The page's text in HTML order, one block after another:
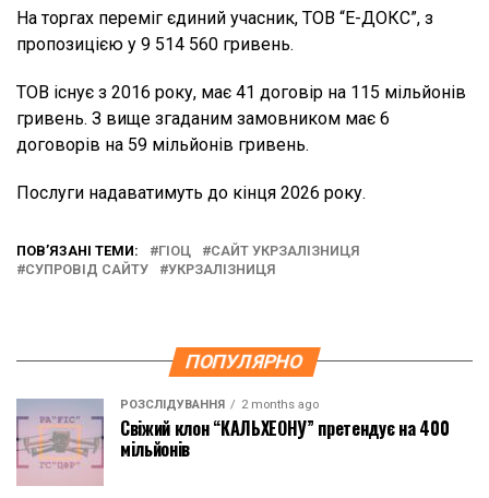
На торгах переміг єдиний учасник, ТОВ “Е-ДОКС”, з
пропозицією у 9 514 560 гривень.
ТОВ існує з 2016 року, має 41 договір на 115 мільйонів
гривень. З вище згаданим замовником має 6
договорів на 59 мільйонів гривень.
Послуги надаватимуть до кінця 2026 року.
ПОВ’ЯЗАНІ ТЕМИ: ГІОЦ
САЙТ УКРЗАЛІЗНИЦЯ
СУПРОВІД САЙТУ
УКРЗАЛІЗНИЦЯ
ПОПУЛЯРНО
РОЗСЛІДУВАННЯ 2 months ago
Свіжий клон “КАЛЬХЕОНУ” претендує на 400
мільйонів